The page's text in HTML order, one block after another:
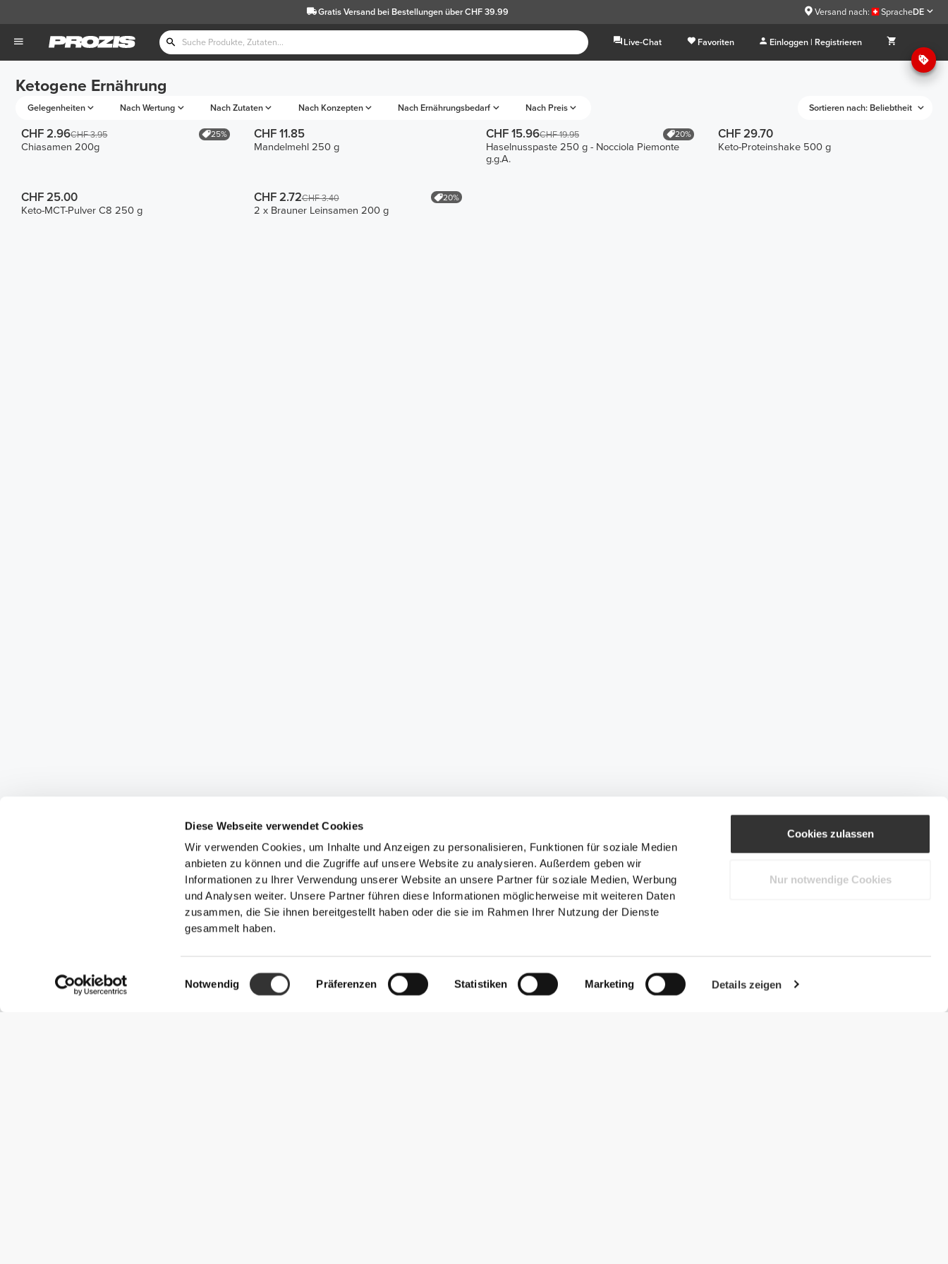
Diese Webseite verwendet Cookies
Wir verwenden Cookies, um Inhalte und Anzeigen zu personalisieren, Funktionen für soziale Medien
anbieten zu können und die Zugriffe auf unsere Website zu analysieren. Außerdem geben wir
Informationen zu Ihrer Verwendung unserer Website an unsere Partner für soziale Medien, Werbung
und Analysen weiter. Unsere Partner führen diese Informationen möglicherweise mit weiteren Daten
zusammen, die Sie ihnen bereitgestellt haben oder die sie im Rahmen Ihrer Nutzung der Dienste
gesammelt haben.
Einwilligungsauswahl
Notwendig Präferenzen Statistiken Marketing Details zeigen
Cookies zulassen
Nur notwendige Cookies
Gratis Versandbei Bestellungen über CHF 39.99 Versand nach: SpracheDE
Live-Chat Favoriten Einloggen | Registrieren
Ketogene Ernährung
Gelegenheiten Nach Wertung Nach Zutaten Nach Konzepten Nach Ernährungsbedarf Nach Preis Sortieren nach: Beliebtheit
CHF 2.96CHF 3.95 25%
Chiasamen 200g
CHF 11.85
Mandelmehl 250 g
CHF 15.96CHF 19.95 20%
Haselnusspaste 250 g - Nocciola Piemonte
g.g.A.
CHF 29.70
Keto-Proteinshake 500 g
CHF 25.00
Keto-MCT-Pulver C8 250 g
CHF 2.72CHF 3.40 20%
2 x Brauner Leinsamen 200 g